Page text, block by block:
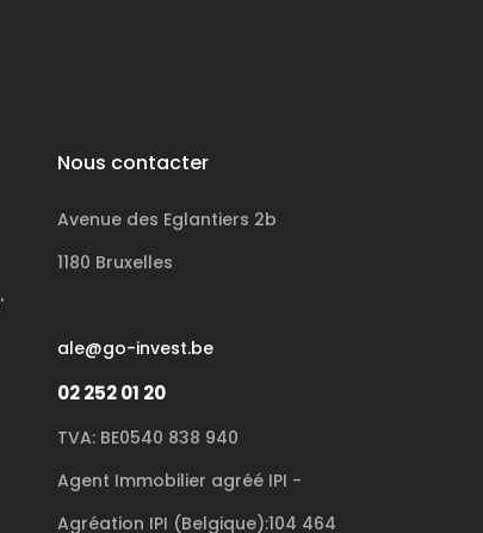
Nous contacter
Avenue des Eglantiers 2b
1180 Bruxelles
ale@go-invest.be
02 252 01 20
TVA: BE0540 838 940
Agent Immobilier agréé IPI -
Agréation IPI (Belgique):104 464